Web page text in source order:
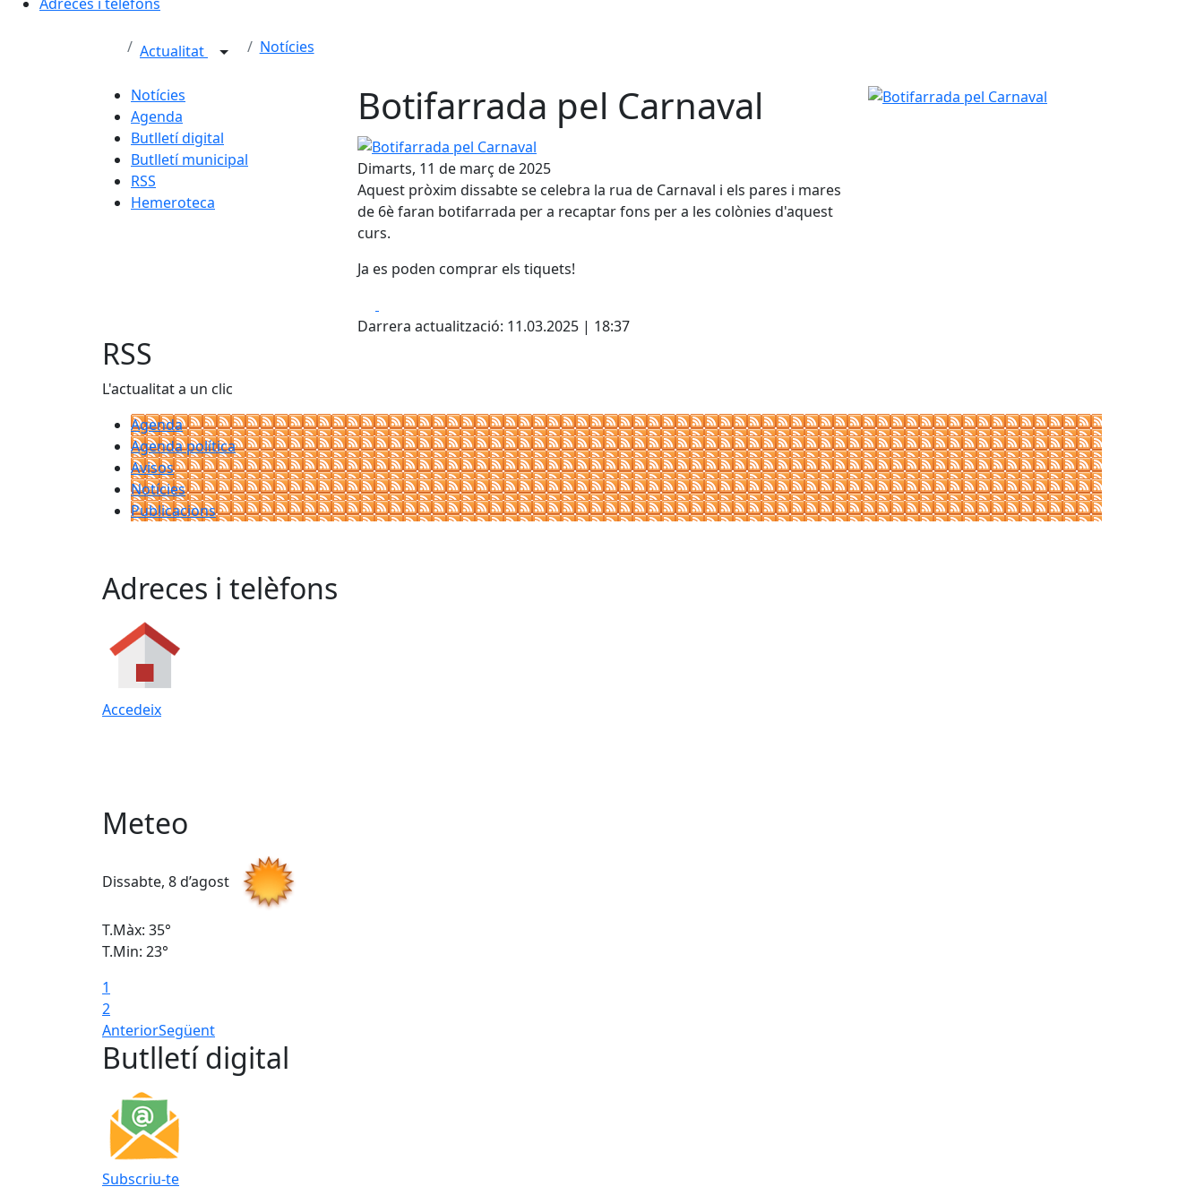
Actualitat Notícies
Notícies
Agenda
Butlletí digital
Butlletí municipal
RSS
Hemeroteca
Botifarrada pel Carnaval
Botifarrada pel Carnaval
Dimarts, 11 de març de 2025
Aquest pròxim dissabte se celebra la rua de Carnaval i els pares i mares
de 6è faran botifarrada per a recaptar fons per a les colònies d'aquest
curs.
Ja es poden comprar els tiquets!
Darrera actualització: 11.03.2025 | 18:37
Botifarrada pel Carnaval
RSS
L'actualitat a un clic
Agenda
Agenda política
Avisos
Notícies
Publicacions
Adreces i telèfons
Accedeix
Meteo
Dissabte, 8 d’agost
T.Màx: 35°
T.Min: 23°
1
2
AnteriorSegüent
Butlletí digital
Subscriu-te